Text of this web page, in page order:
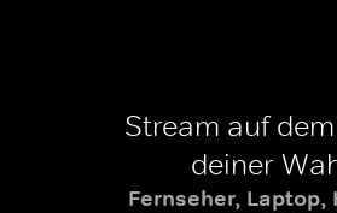
Stream auf
deiner
Fernseher, Laptop,